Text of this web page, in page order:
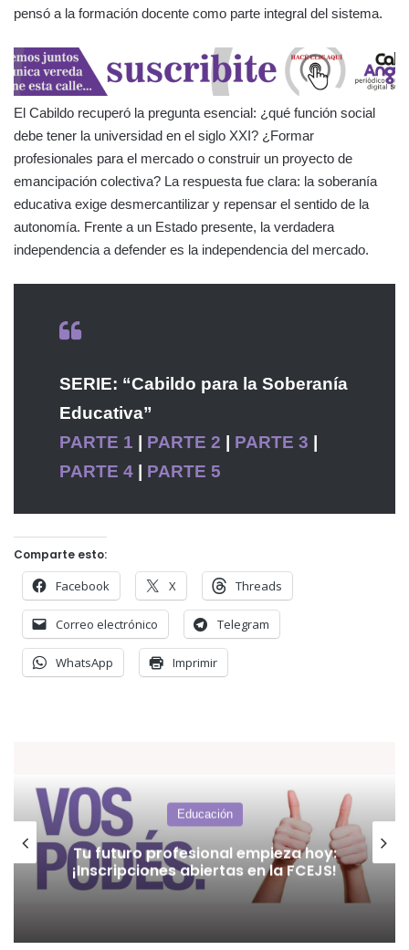
pensó a la formación docente como parte integral del sistema.
El Cabildo recuperó la pregunta esencial: ¿qué función social
debe tener la universidad en el siglo XXI? ¿Formar
profesionales para el mercado o construir un proyecto de
emancipación colectiva? La respuesta fue clara: la soberanía
educativa exige desmercantilizar y repensar el sentido de la
autonomía. Frente a un Estado presente, la verdadera
independencia a defender es la independencia del mercado.
SERIE: “Cabildo para la Soberanía
Educativa”
PARTE 1
PARTE 2 PARTE 3
PARTE 4
PARTE 5
Comparte esto:
Facebook X Threads
Correo electrónico Telegram
WhatsApp Imprimir
Educación
Hacia una nueva Ley de Educación
Superior: el consenso que falta
construir